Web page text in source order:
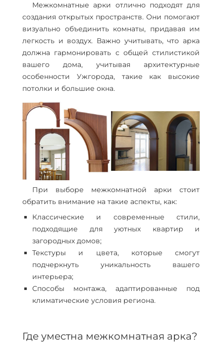
Межкомнатные арки отлично подходят для
создания открытых пространств. Они помогают
визуально объединить комнаты, придавая им
легкость и воздух. Важно учитывать, что арка
должна гармонировать с общей стилистикой
вашего дома, учитывая архитектурные
особенности Ужгорода, такие как высокие
потолки и большие окна.
При выборе межкомнатной арки стоит
обратить внимание на такие аспекты, как:
Классические и современные стили,
подходящие для уютных квартир и
загородных домов;
Текстуры и цвета, которые смогут
подчеркнуть уникальность вашего
интерьера;
Способы монтажа, адаптированные под
климатические условия региона.
Где уместна межкомнатная арка?